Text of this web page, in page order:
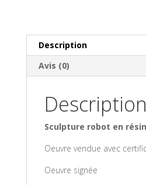
Description
Avis (0)
Description
Sculpture robot en
Oeuvre vendue avec
Oeuvre signée